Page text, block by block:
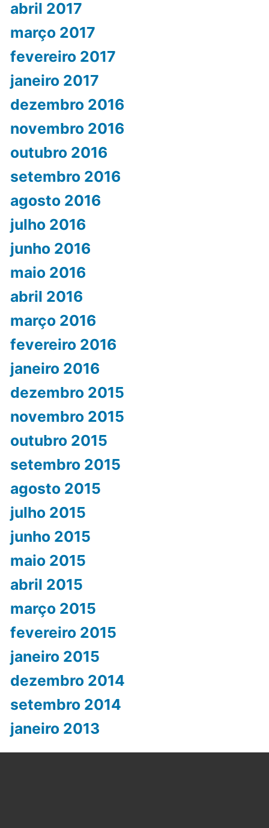
abril 2017
março 2017
fevereiro 2017
janeiro 2017
dezembro 2016
novembro 2016
outubro 2016
setembro 2016
agosto 2016
julho 2016
junho 2016
maio 2016
abril 2016
março 2016
fevereiro 2016
janeiro 2016
dezembro 2015
novembro 2015
outubro 2015
setembro 2015
agosto 2015
julho 2015
junho 2015
maio 2015
abril 2015
março 2015
fevereiro 2015
janeiro 2015
dezembro 2014
setembro 2014
janeiro 2013